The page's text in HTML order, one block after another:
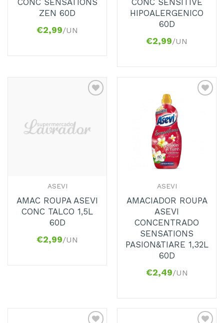
CONC SENSATIONS
ZEN 60D
€2,99/UN
CONC SENSITIVE
HIPOALERGENICO
60D
€2,99/UN
Favoritos
ASEVI
AMAC ROUPA ASEVI
CONC TALCO 1,5L
60D
€2,99/UN
ASEVI
AMACIADOR ROUPA
ASEVI
CONCENTRADO
SENSATIONS
PASION&TIARE 1,32L
60D
€2,49/UN